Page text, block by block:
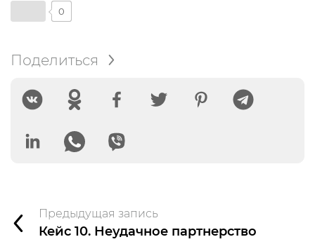
0
Поделиться
Предыдущая запись
Кейс 10. Неудачное партнерство